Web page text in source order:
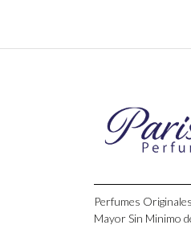
Perfumes
Mayor Sin Minimo